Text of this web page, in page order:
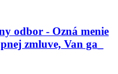
odbor - Ozná menie
zmluve, Van ga_